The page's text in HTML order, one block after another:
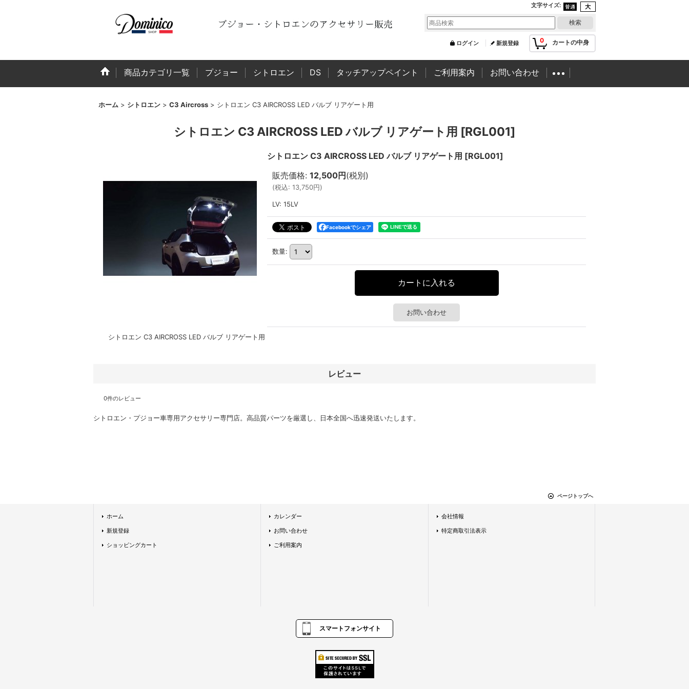
文字サイズ:
0 カートの中身
ログイン 新規登録
商品カテゴリ一覧 プジョー シトロエン DS タッチアップペイント ご利用案内 お問い合わせ
ホーム > シトロエン > C3 Aircross > シトロエン C3 AIRCROSS LED バルブ リアゲート用
シトロエン C3 AIRCROSS LED バルブ リアゲート用 [RGL001]
シトロエン C3 AIRCROSS LED バルブ リアゲート用 [RGL001]
販売価格: 12,500円 (税別)
(税込: 13,750円)
LV: 15LV
Facebookでシェア
数量:
お問い合わせ
シトロエン C3 AIRCROSS LED バルブ リアゲート用
レビュー
0件のレビュー
シトロエン・プジョー車専用アクセサリー専門店。高品質パーツを厳選し、日本全国へ迅速発送いたします。
ページトップへ
ホーム
新規登録
ショッピングカート
カレンダー
お問い合わせ
ご利用案内
会社情報
特定商取引法表示
スマートフォンサイト